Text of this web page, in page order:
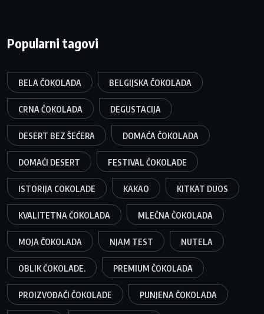
Popularni tagovi
BELA ČOKOLADA BELGIJSKA ČOKOLADA
CRNA ČOKOLADA DEGUSTACIJA
DESERT BEZ ŠEĆERA DOMAĆA ČOKOLADA
DOMAĆI DESERT FESTIVAL ČOKOLADE
ISTORIJA COKOLADE KAKAO KITKAT DUOS
KVALITETNA ČOKOLADA MLEČNA ČOKOLADA
MOJA ČOKOLADA NJAM TEST NUTELA
OBLIK ČOKOLADE. PREMIUM ČOKOLADA
PROIZVOĐAČI ČOKOLADE PUNJENA ČOKOLADA